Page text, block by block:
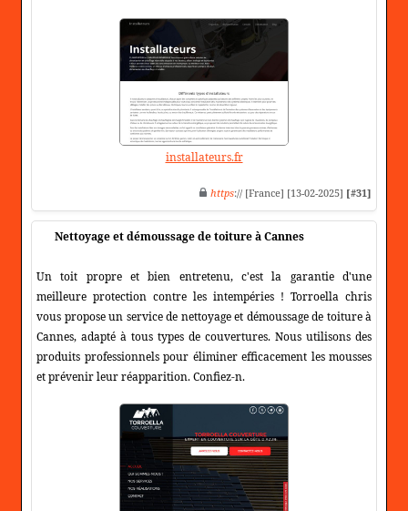
installateurs.fr
https:// [France] [13-02-2025] [#31]
Nettoyage et démoussage de toiture à Cannes
Un toit propre et bien entretenu, c'est la garantie d'une
meilleure protection contre les intempéries ! Torroella chris
vous propose un service de nettoyage et démoussage de toiture à
Cannes, adapté à tous types de couvertures. Nous utilisons des
produits professionnels pour éliminer efficacement les mousses
et prévenir leur réapparition. Confiez-n.